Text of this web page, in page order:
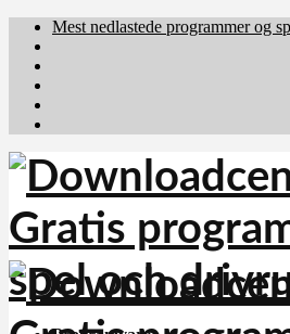
Mest nedlastede programmer og